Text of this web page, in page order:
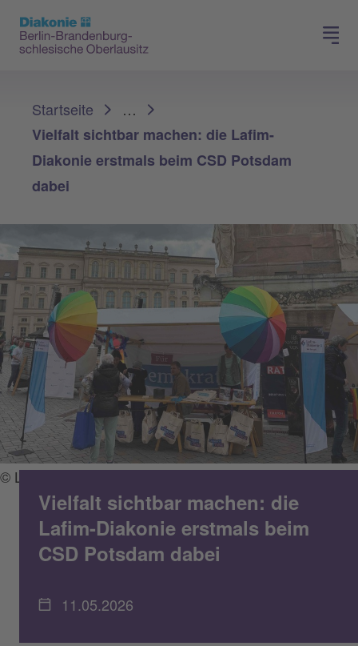
Presse
Startseite
…
Vielfalt sichtbar machen: die Lafim-
Diakonie erstmals beim CSD Potsdam
dabei
© Lafim-Diakonie
Vielfalt sichtbar machen: die
Lafim-Diakonie erstmals beim
CSD Potsdam dabei
11.05.2026